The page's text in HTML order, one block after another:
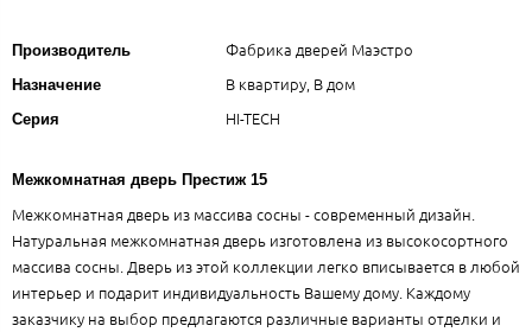
Производитель Фабрика дверей Маэстро
Назначение В квартиру, В дом
Серия HI-TECH
Межкомнатная дверь Престиж 15
Межкомнатная дверь из массива сосны - современный дизайн.
Натуральная межкомнатная дверь изготовлена из высокосортного
массива сосны. Дверь из этой коллекции легко вписывается в любой
интерьер и подарит индивидуальность Вашему дому. Каждому
заказчику на выбор предлагаются различные варианты отделки и